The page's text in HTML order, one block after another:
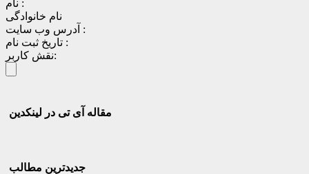
نام :
نام خانوادگی
آدرس وب سایت :
تاریخ ثبت نام :
نقش کاربر:
مقاله آی تی در لینکدین
جدیدترین مطالب